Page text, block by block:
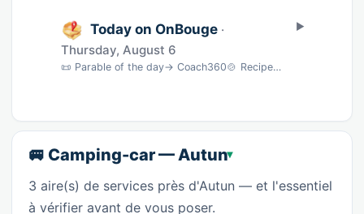
Today on OnBouge ·
Thursday, August 6
📜 Parable of the day→ Coach360🍲 Recipe of the dayMojito sans alcool · 5 min→ BNC🎵 Song …
🚐 Camping-car — Autun
3 aire(s) de services près d'Autun — et l'essentiel
à vérifier avant de vous poser.